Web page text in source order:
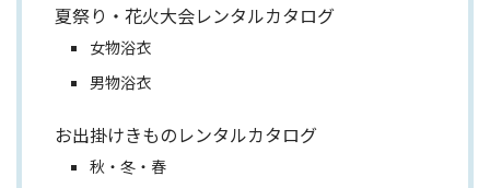
夏祭り・花火大会レンタルカタログ
女物浴衣
男物浴衣
お出掛けきものレンタルカタログ
秋・冬・春